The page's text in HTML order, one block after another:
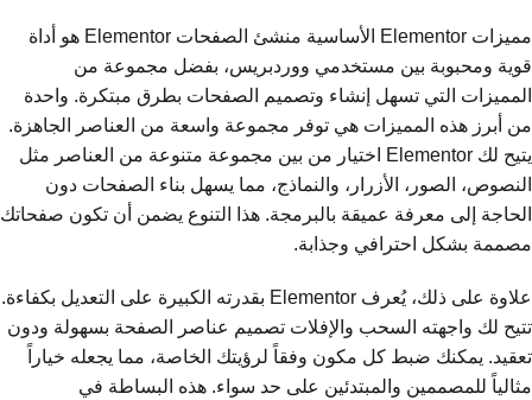
مميزات Elementor الأساسية منشئ الصفحات Elementor هو أداة
قوية ومحبوبة بين مستخدمي ووردبريس، بفضل مجموعة من
المميزات التي تسهل إنشاء وتصميم الصفحات بطرق مبتكرة. واحدة
من أبرز هذه المميزات هي توفر مجموعة واسعة من العناصر الجاهزة.
يتيح لك Elementor اختيار من بين مجموعة متنوعة من العناصر مثل
النصوص، الصور، الأزرار، والنماذج، مما يسهل بناء الصفحات دون
الحاجة إلى معرفة عميقة بالبرمجة. هذا التنوع يضمن أن تكون صفحاتك
مصممة بشكل احترافي وجذابة.
علاوة على ذلك، يُعرف Elementor بقدرته الكبيرة على التعديل بكفاءة.
تتيح لك واجهته السحب والإفلات تصميم عناصر الصفحة بسهولة ودون
تعقيد. يمكنك ضبط كل مكون وفقاً لرؤيتك الخاصة، مما يجعله خياراً
مثالياً للمصممين والمبتدئين على حد سواء. هذه البساطة في